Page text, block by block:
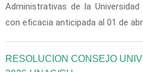
Administrativas de la
con eficacia anticipada al 01 de
RESOLUCION CONSEJO